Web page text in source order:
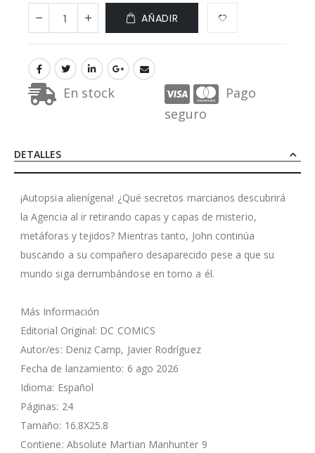
AÑADIR
En stock
Pago
seguro
DETALLES
¡Autopsia alienígena! ¿Qué secretos marcianos descubrirá
la Agencia al ir retirando capas y capas de misterio,
metáforas y tejidos? Mientras tanto, John continúa
buscando a su compañero desaparecido pese a que su
mundo siga derrumbándose en torno a él.
Más Información
Editorial Original: DC COMICS
Autor/es: Deniz Camp, Javier Rodríguez
Fecha de lanzamiento: 6 ago 2026
Idioma: Español
Páginas: 24
Tamaño: 16.8X25.8
Contiene: Absolute Martian Manhunter 9